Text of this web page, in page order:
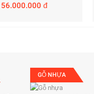
56.000.000 đ
GỖ NHỰA